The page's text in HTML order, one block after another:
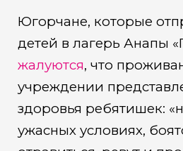
Югорчане, которые
детей в лагерь Анапы
жалуются, что
учреждении
здоровья ребятишек:
ужасных условиях,